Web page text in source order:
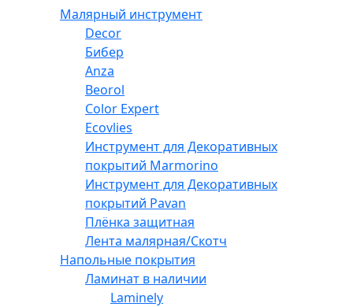
Малярный инструмент
Decor
Бибер
Anza
Beorol
Color Expert
Ecovlies
Инструмент для Декоративных
покрытий Marmorino
Инструмент для Декоративных
покрытий Pavan
Плёнка защитная
Лента малярная/Скотч
Напольные покрытия
Ламинат в наличии
Laminely